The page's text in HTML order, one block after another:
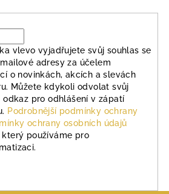
vlevo vyjadřujete svůj souhlas se
adresy za účelem
o novinkách, akcích a slevách
Můžete kdykoli odvolat svůj
pro odhlášení v zápatí
Podrobnější podmínky ochrany
ochrany osobních údajů
který používáme pro